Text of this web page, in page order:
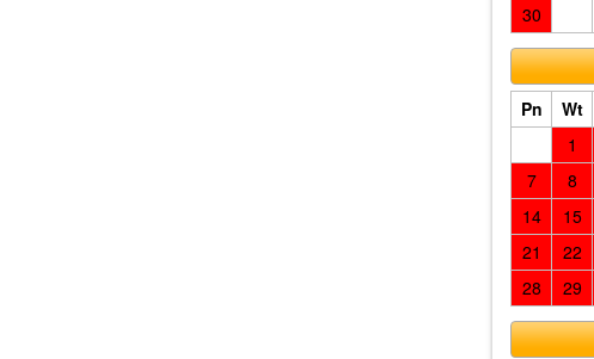
30
Pn
Wt
1
7
8
14
15
21
22
28
29